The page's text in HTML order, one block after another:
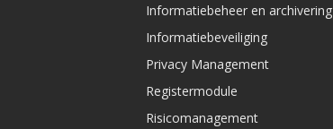
Informatiebeheer en archivering
Informatiebeveiliging
Privacy Management
Registermodule
Risicomanagement